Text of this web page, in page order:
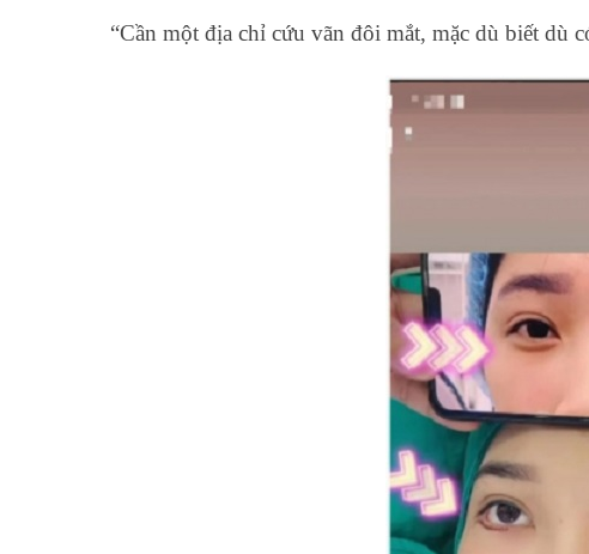
“Cần một địa chỉ cứu vãn đôi mắt, mặc dù biết dù